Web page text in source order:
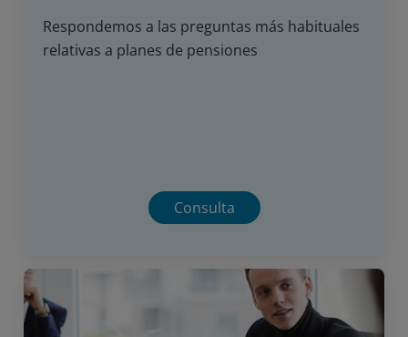
Respondemos a las preguntas más habituales
relativas a planes de pensiones
Consulta